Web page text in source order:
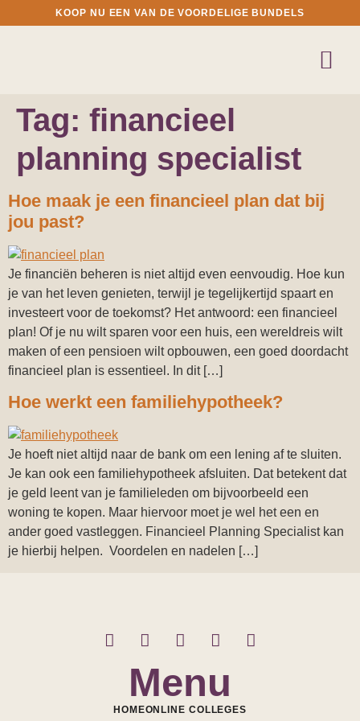
KOOP NU EEN VAN DE VOORDELIGE BUNDELS
Tag: financieel
planning specialist
Hoe maak je een financieel plan dat bij
jou past?
Je financiën beheren is niet altijd even eenvoudig. Hoe kun
je van het leven genieten, terwijl je tegelijkertijd spaart en
investeert voor de toekomst? Het antwoord: een financieel
plan! Of je nu wilt sparen voor een huis, een wereldreis wilt
maken of een pensioen wilt opbouwen, een goed doordacht
financieel plan is essentieel. In dit […]
Hoe werkt een familiehypotheek?
Je hoeft niet altijd naar de bank om een lening af te sluiten.
Je kan ook een familiehypotheek afsluiten. Dat betekent dat
je geld leent van je familieleden om bijvoorbeeld een
woning te kopen. Maar hiervoor moet je wel het een en
ander goed vastleggen. Financieel Planning Specialist kan
je hierbij helpen. Voordelen en nadelen […]
Menu
HOMEONLINE COLLEGES